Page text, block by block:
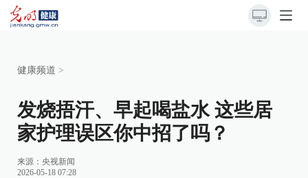
健康频道 >
发烧捂汗、早起喝盐水 这些居
家护理误区你中招了吗？
来源： 央视新闻
2026-05-18 07:28